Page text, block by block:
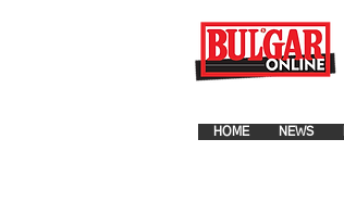
NEWS
HOME